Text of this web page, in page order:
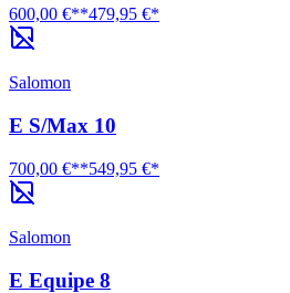
600,00 €**479,95 €*
Salomon
E S/Max 10
700,00 €**549,95 €*
Salomon
E Equipe 8